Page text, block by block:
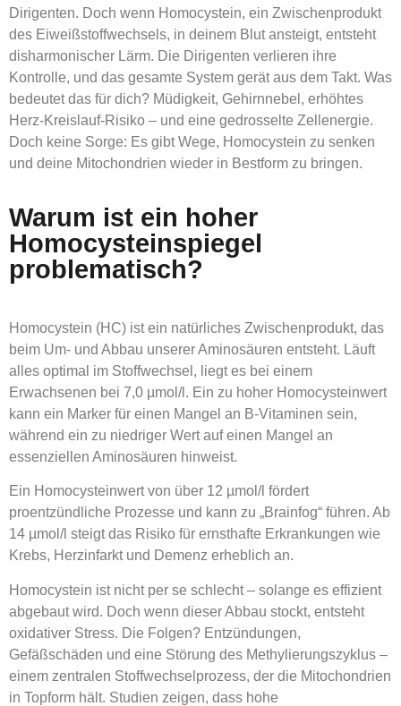
Dirigenten. Doch wenn Homocystein, ein Zwischenprodukt
des Eiweißstoffwechsels, in deinem Blut ansteigt, entsteht
disharmonischer Lärm. Die Dirigenten verlieren ihre
Kontrolle, und das gesamte System gerät aus dem Takt. Was
bedeutet das für dich? Müdigkeit, Gehirnnebel, erhöhtes
Herz-Kreislauf-Risiko – und eine gedrosselte Zellenergie.
Doch keine Sorge: Es gibt Wege, Homocystein zu senken
und deine Mitochondrien wieder in Bestform zu bringen.
Warum ist ein hoher
Homocysteinspiegel
problematisch?
Homocystein (HC) ist ein natürliches Zwischenprodukt, das
beim Um- und Abbau unserer Aminosäuren entsteht. Läuft
alles optimal im Stoffwechsel, liegt es bei einem
Erwachsenen bei 7,0 µmol/l. Ein zu hoher Homocysteinwert
kann ein Marker für einen Mangel an B-Vitaminen sein,
während ein zu niedriger Wert auf einen Mangel an
essenziellen Aminosäuren hinweist.
Ein Homocysteinwert von über 12 µmol/l fördert
proentzündliche Prozesse und kann zu „Brainfog“ führen. Ab
14 µmol/l steigt das Risiko für ernsthafte Erkrankungen wie
Krebs, Herzinfarkt und Demenz erheblich an.
Homocystein ist nicht per se schlecht – solange es effizient
abgebaut wird. Doch wenn dieser Abbau stockt, entsteht
oxidativer Stress. Die Folgen? Entzündungen,
Gefäßschäden und eine Störung des Methylierungszyklus –
einem zentralen Stoffwechselprozess, der die Mitochondrien
in Topform hält. Studien zeigen, dass hohe